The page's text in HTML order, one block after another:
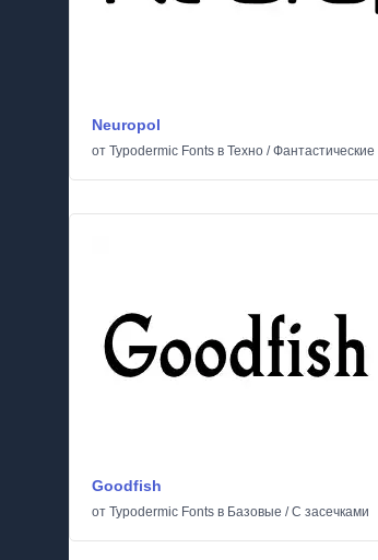
Neuropol
от Typodermic Fonts в Техно /Фантастические
Goodfish
от Typodermic Fonts в Базовые /С засечками